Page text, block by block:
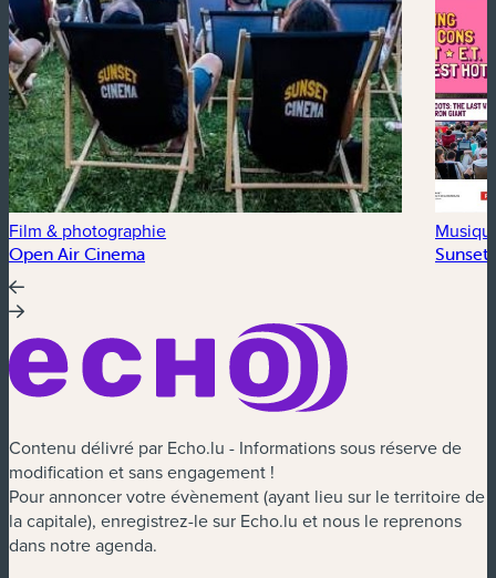
Film & photographie
Open Air Cinema Sunset
Contenu délivré par Echo.lu - Informations sous réserve de
modification et sans engagement !
Pour annoncer votre évènement (ayant lieu sur le territoire de
la capitale), enregistrez-le sur Echo.lu et nous le reprenons
dans notre agenda.